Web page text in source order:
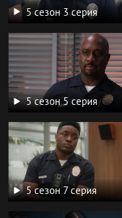
5 сезон 3 серия
5 сезон 5 серия
5 сезон 7 серия